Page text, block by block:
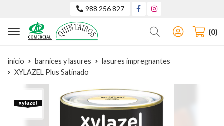
988 256 827
Buscar 0
inicio barnices y lasures
lasures impregnantes
XYLAZEL Plus Satinado